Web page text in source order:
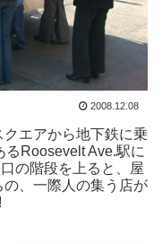
2008.12.08
エアから地下鉄に乗
Roosevelt Ave.駅に
の階段を上ると、屋
、一際人の集う店が